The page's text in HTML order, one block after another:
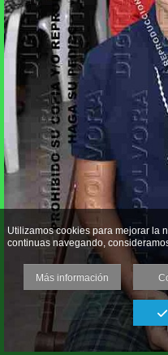
Utilizamos cookies para mejorar la
continuas navegando,
Más información